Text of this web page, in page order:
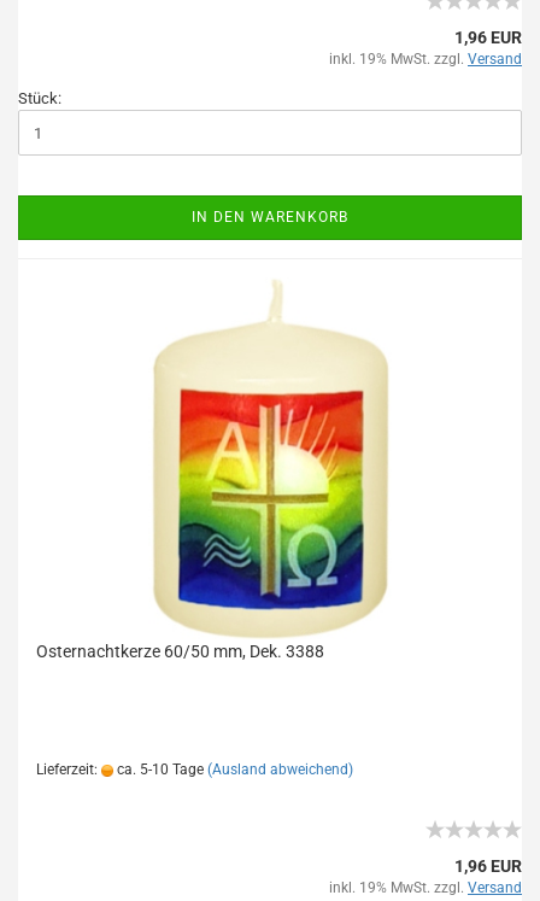
1,96 EUR
inkl. 19% MwSt. zzgl. Versand
Stück:
IN DEN WARENKORB
Osternachtkerze 60/50 mm, Dek. 3388
Lieferzeit: ca. 5-10 Tage (Ausland abweichend)
1,96 EUR
inkl. 19% MwSt. zzgl. Versand